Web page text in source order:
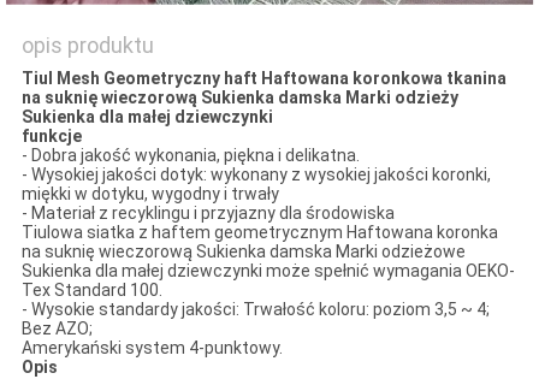
opis produktu
Tiul Mesh Geometryczny haft Haftowana koronkowa tkanina
na suknię wieczorową Sukienka damska Marki odzieży
Sukienka dla małej dziewczynki
funkcje
- Dobra jakość wykonania, piękna i delikatna.
- Wysokiej jakości dotyk: wykonany z wysokiej jakości koronki,
miękki w dotyku, wygodny i trwały
- Materiał z recyklingu i przyjazny dla środowiska
Tiulowa siatka z haftem geometrycznym Haftowana koronka
na suknię wieczorową Sukienka damska Marki odzieżowe
Sukienka dla małej dziewczynki może spełnić wymagania OEKO-
Tex Standard 100.
- Wysokie standardy jakości: Trwałość koloru: poziom 3,5 ~ 4;
Bez AZO;
Amerykański system 4-punktowy.
Opis